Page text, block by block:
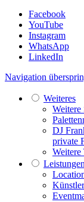
Facebook
YouTube
Instagram
WhatsApp
LinkedIn
Navigation
Weiteres
Weitere
DJ
private
Weitere
Leistungen